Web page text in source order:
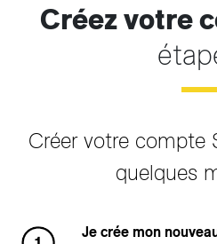
Créez votre
Créer votre compte
quelques
Je crée mon